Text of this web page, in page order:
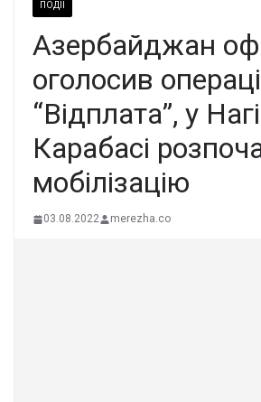
ПОДІЇ
Азербайджан
оголосив
“Відплата”, у
Карабасі
мобілізацію
03.08.2022 merezha.co